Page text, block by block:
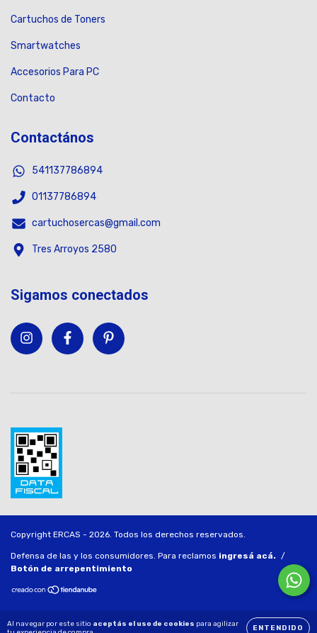
Al navegar por este sitio aceptás el uso de cookies para agilizar
ENTENDIDO
Cartuchos de Toners
Smartwatches
Accesorios Para PC
Contacto
Contactános
541137786894
01137786894
cartuchosercas@gmail.com
Tres Arroyos 2580
Sigamos conectados
Copyright ERCAS - 2026. Todos los derechos reservados.
Defensa de las y los consumidores. Para reclamos ingresá acá.
/
Botón de arrepentimiento